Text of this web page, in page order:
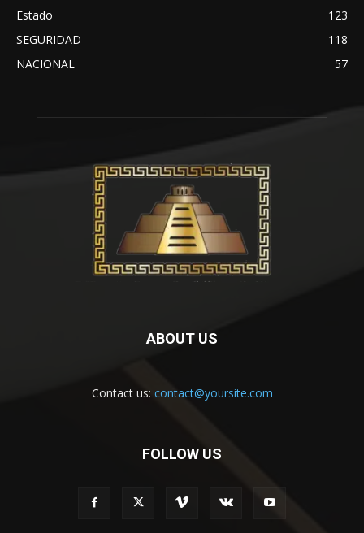
Estado
123
SEGURIDAD
118
NACIONAL
57
ABOUT US
Contact us: contact@yoursite.com
FOLLOW US